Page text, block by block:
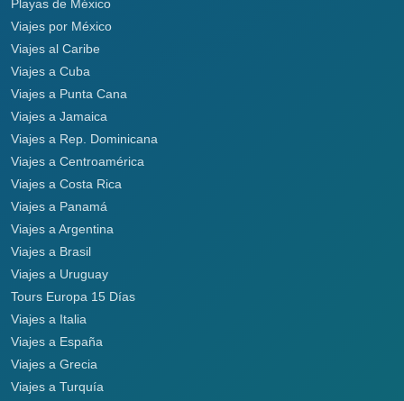
Playas de México
Viajes por México
Viajes al Caribe
Viajes a Cuba
Viajes a Punta Cana
Viajes a Jamaica
Viajes a Rep. Dominicana
Viajes a Centroamérica
Viajes a Costa Rica
Viajes a Panamá
Viajes a Argentina
Viajes a Brasil
Viajes a Uruguay
Tours Europa 15 Días
Viajes a Italia
Viajes a España
Viajes a Grecia
Viajes a Turquía